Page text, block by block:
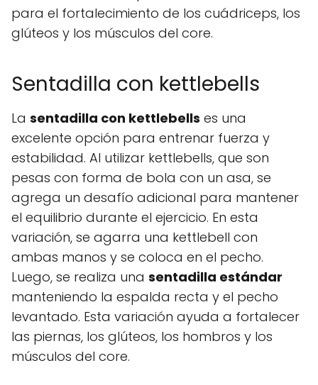
para el fortalecimiento de los cuádriceps, los
glúteos y los músculos del core.
Sentadilla con kettlebells
La sentadilla con kettlebells es una
excelente opción para entrenar fuerza y
estabilidad. Al utilizar kettlebells, que son
pesas con forma de bola con un asa, se
agrega un desafío adicional para mantener
el equilibrio durante el ejercicio. En esta
variación, se agarra una kettlebell con
ambas manos y se coloca en el pecho.
Luego, se realiza una sentadilla estándar
manteniendo la espalda recta y el pecho
levantado. Esta variación ayuda a fortalecer
las piernas, los glúteos, los hombros y los
músculos del core.